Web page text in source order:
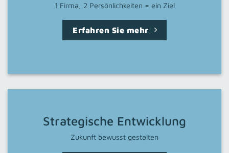
1 Firma, 2 Persönlichkeiten = ein Ziel
Erfahren Sie mehr
Strategische Entwicklung
Zukunft bewusst gestalten